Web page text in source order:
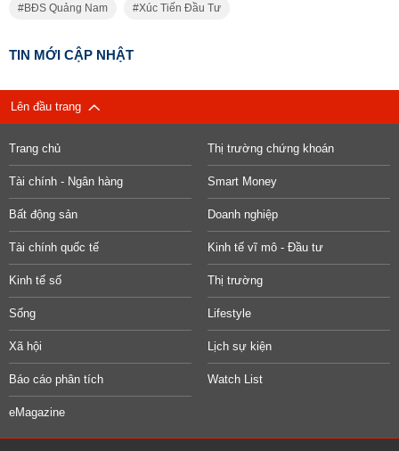
BĐS Quảng Nam Xúc Tiến Đầu Tư
TIN MỚI CẬP NHẬT
Lên đầu trang
Trang chủ Thị trường chứng khoán
Tài chính - Ngân hàng Smart Money
Bất động sản Doanh nghiệp
Tài chính quốc tế Kinh tế vĩ mô - Đầu tư
Kinh tế số Thị trường
Sống Lifestyle
Xã hội Lịch sự kiện
Báo cáo phân tích Watch List
eMagazine